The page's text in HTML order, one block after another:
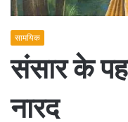
सामयिक
संसार के
नारद